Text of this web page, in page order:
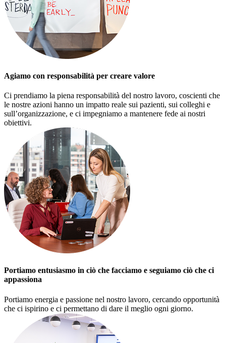
Agiamo con responsabilità per creare valore
Ci prendiamo la piena responsabilità del nostro lavoro, coscienti che
le nostre azioni hanno un impatto reale sui pazienti, sui colleghi e
sull’organizzazione, e ci impegniamo a mantenere fede ai nostri
obiettivi.
Portiamo entusiasmo in ciò che facciamo e seguiamo ciò che ci
appassiona
Portiamo energia e passione nel nostro lavoro, cercando opportunità
che ci ispirino e ci permettano di dare il meglio ogni giorno.